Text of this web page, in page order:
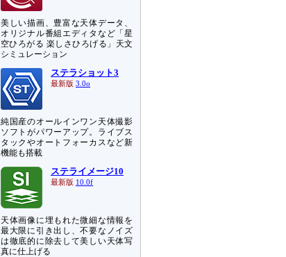
美しい描画、豊富な天体データ、
オリジナル番組エディタなど「星
空ひろがる 楽しさひろげる」天文
シミュレーション
ステラショット3
最新版 3.0o
純国産のオールインワン天体撮影
ソフトがパワーアップ。ライブス
タックやオートフォーカスなど新
機能も搭載
ステライメージ10
最新版 10.0f
天体画像に埋もれた微細な情報を
最大限に引き出し、不要なノイズ
は徹底的に除去して美しい天体写
真に仕上げる